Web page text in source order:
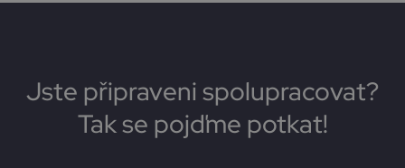
Jste připraveni spolupracovat?
Tak se pojďme potkat!